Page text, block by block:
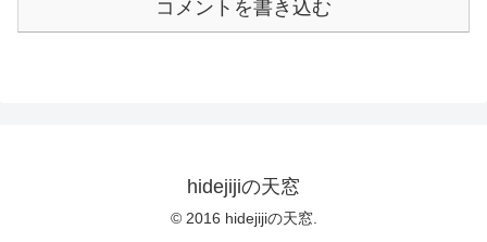
コメントを書き込む
hidejijiの天窓
© 2016 hidejijiの天窓.